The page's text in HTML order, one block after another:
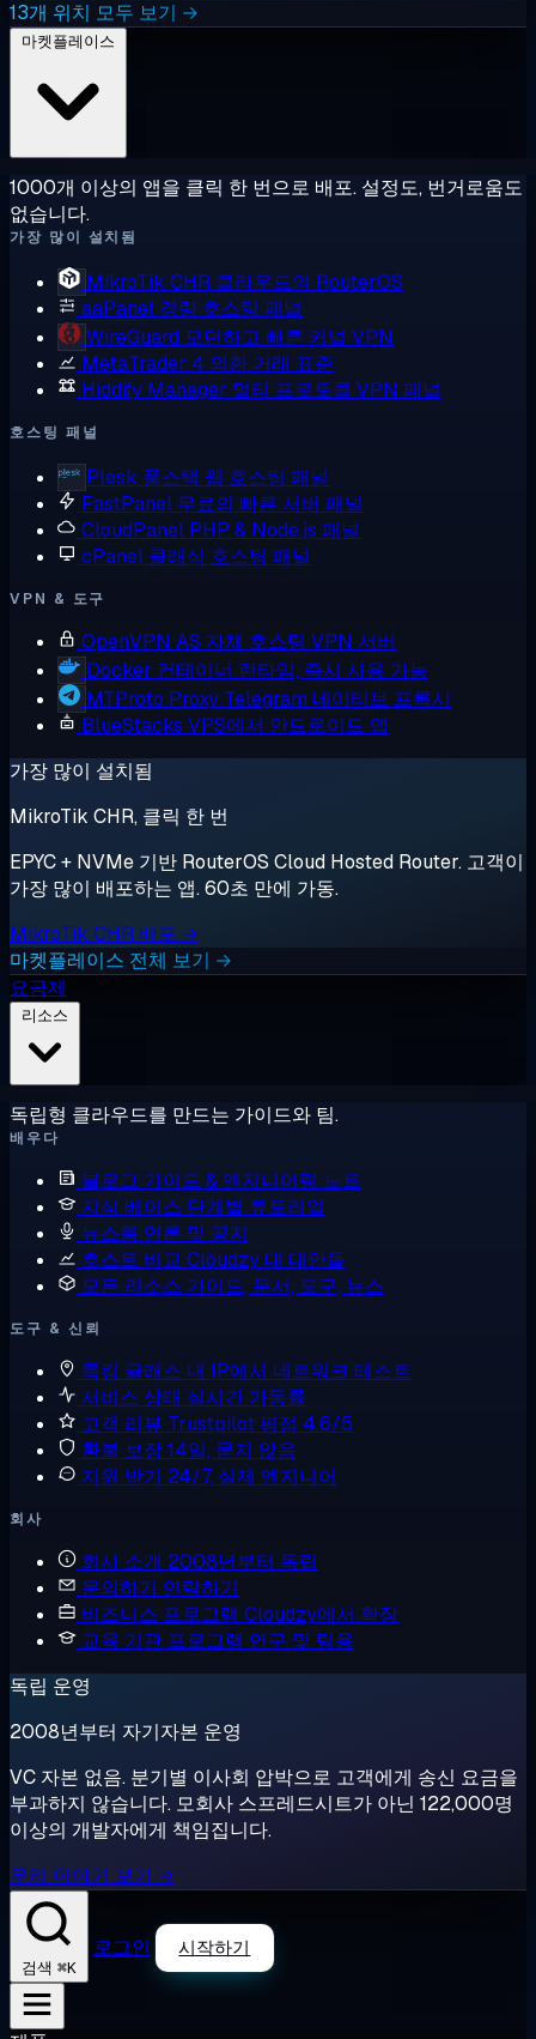
13개 위치 모두 보기 →
1000개 이상의 앱을 클릭 한 번으로 배포. 설정도, 번거로움도
없습니다.
가장 많이 설치됨
MikroTik CHR 클라우드의 RouterOS
aaPanel 경량 호스팅 패널
WireGuard 모던하고 빠른 커널 VPN
MetaTrader 4 외환 거래 표준
Hiddify Manager 멀티 프로토콜 VPN 패널
호스팅 패널
Plesk 풀스택 웹 호스팅 패널
FastPanel 무료의 빠른 서버 패널
CloudPanel PHP & Node.js 패널
cPanel 클래식 호스팅 패널
VPN & 도구
OpenVPN AS 자체 호스팅 VPN 서버
Docker 컨테이너 런타임, 즉시 사용 가능
MTProto Proxy Telegram 네이티브 프록시
BlueStacks VPS에서 안드로이드 앱
가장 많이 설치됨
MikroTik CHR, 클릭 한 번
EPYC + NVMe 기반 RouterOS Cloud Hosted Router. 고객이
가장 많이 배포하는 앱. 60초 만에 가동.
MikroTik CHR 배포 →
마켓플레이스 전체 보기 →
요금제
독립형 클라우드를 만드는 가이드와 팀.
배우다
블로그 가이드 & 엔지니어링 노트
지식 베이스 단계별 튜토리얼
뉴스룸 언론 및 공지
호스트 비교 Cloudzy 대 대안들
모든 리소스 가이드, 문서, 도구, 뉴스
도구 & 신뢰
룩킹 글래스 내 IP에서 네트워크 테스트
서비스 상태 실시간 가동률
고객 리뷰 Trustpilot 평점 4.6/5
환불 보장14일, 묻지 않음
지원 받기 24/7, 실제 엔지니어
회사
회사 소개 2008년부터 독립
문의하기 연락하기
비즈니스 프로그램 Cloudzy에서 확장
교육 기관 프로그램 연구 및 팀용
독립 운영
2008년부터 자기자본 운영
VC 자본 없음. 분기별 이사회 압박으로 고객에게 송신 요금을
부과하지 않습니다. 모회사 스프레드시트가 아닌 122,000명
이상의 개발자에게 책임집니다.
우리 이야기 보기 →
검색 ⌘K
로그인 시작하기